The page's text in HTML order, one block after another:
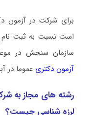
برای شرکت در آزمون
است نسبت به ثبت
سازمان سنجش در
آزمون دکتری عموما در
رشته­ های مجاز به
لرزه شناسی چیست؟